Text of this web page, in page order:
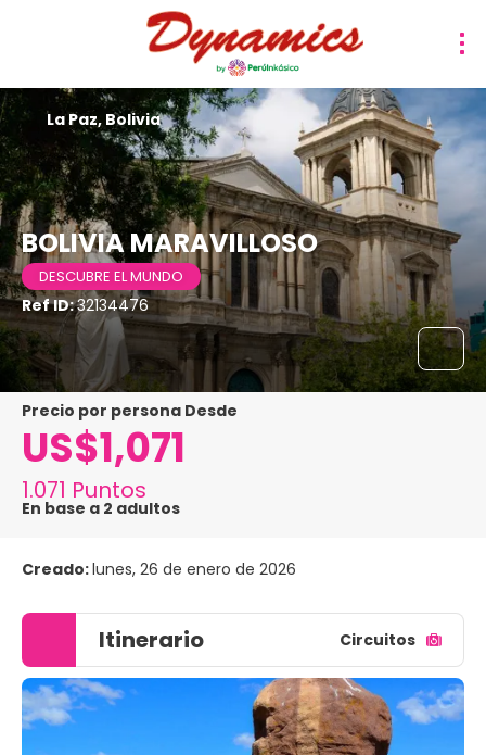
BOLIVIA MARAVILLOSO
DESCUBRE EL MUNDO
Ref ID:32134476
La Paz, Bolivia
precio por persona Desde
US$1,071
1.071 Puntos
En base a 2 adultos
Creado:lunes, 26 de enero de 2026
Itinerario Circuitos